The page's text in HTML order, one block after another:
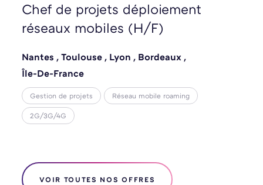
Chef de projets déploiement
réseaux mobiles (H/F)
Nantes ,Toulouse , Lyon , Bordeaux ,
Île-De-France
Gestion de projets Réseau mobile roaming
2G/3G/4G
VOIR TOUTES NOS OFFRES